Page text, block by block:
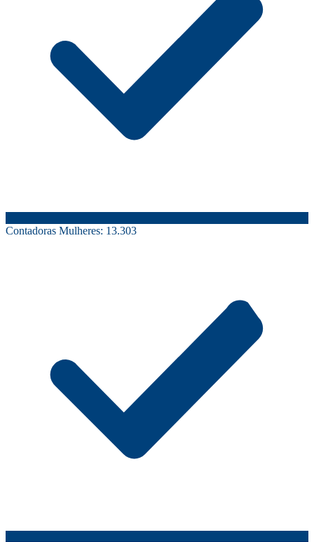
Contadoras Mulheres: 13.303